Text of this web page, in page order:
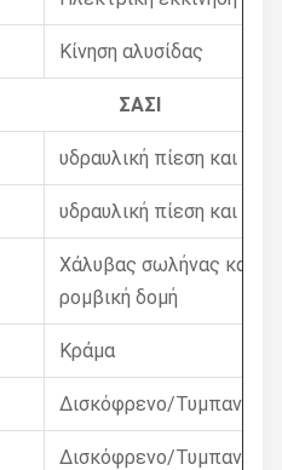
Κίνηση αλυσίδας
ΣΑΣΙ
υδραυλική πίεση και
υδραυλική πίεση και
Χάλυβας σωλήνας και
ρομβική δομή
Κράμα
Δισκόφρενο/
Δισκόφρενο/